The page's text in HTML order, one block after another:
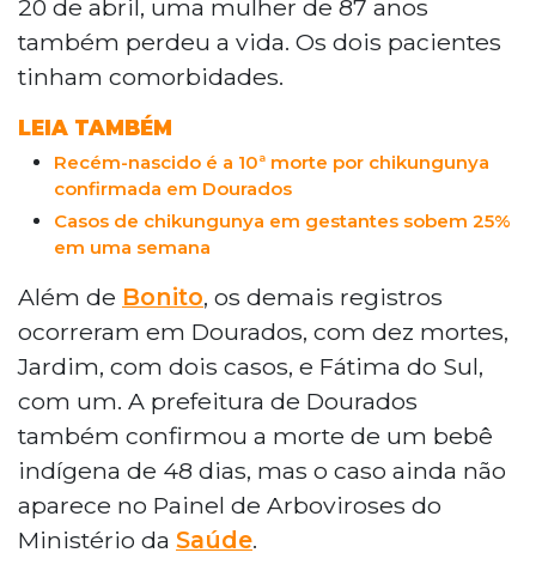
incidência de 371,5 por 100 mil habitantes,
quase 20 vezes acima da média nacional.
Das 23 mortes registradas no Brasil, 69,5%
são do estado sul-mato-grossense.
20 de abril, uma mulher de 87 anos
também perdeu a vida. Os dois pacientes
tinham comorbidades.
LEIA TAMBÉM
Recém-nascido é a 10ª morte por chikungunya
confirmada em Dourados
Casos de chikungunya em gestantes sobem 25%
em uma semana
Além de Bonito, os demais registros
ocorreram em Dourados, com dez mortes,
Jardim, com dois casos, e Fátima do Sul,
com um. A prefeitura de Dourados
também confirmou a morte de um bebê
indígena de 48 dias, mas o caso ainda não
aparece no Painel de Arboviroses do
Ministério da Saúde.